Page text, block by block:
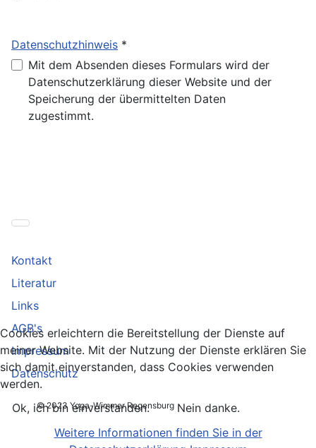
Datenschutzhinweis *
Datenschutzhinweis
Mit dem Absenden dieses Formulars wird der
Datenschutzerklärung dieser Website und der
Speicherung der übermittelten Daten
zugestimmt.
Kontakt
Literatur
Links
AGB's
Impressum
Datenschutz
© 2023 Yoga-Wimmer Regensburg
Cookies erleichtern die Bereitstellung der Dienste auf
meiner Website. Mit der Nutzung der Dienste erklären Sie
sich damit einverstanden, dass Cookies verwenden
werden.
Ok, ich bin einverstanden.
Nein danke.
Weitere Informationen finden Sie in der